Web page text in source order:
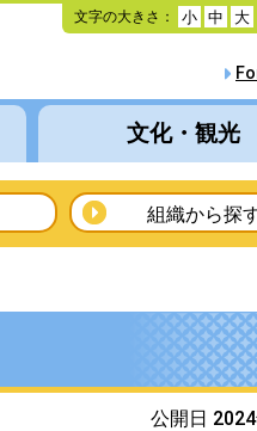
本
文
動
文字の大きさ： 小 中 大
文化・観光
組織から探
公開日